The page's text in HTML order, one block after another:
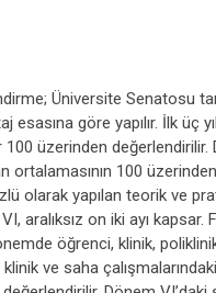
Üniversite Senatosu
esasına göre yapılır. İlk
üzerinden değerlendirilir.
ortalamasının 100
olarak yapılan teorik ve
aralıksız on iki ayı
öğrenci, klinik,
ve saha